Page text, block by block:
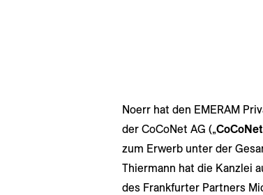
Noerr hat den EMERAM
der CoCoNet AG („CoCoNet
zum Erwerb unter der
Thiermann hat die Kanzlei
des Frankfurter Partners